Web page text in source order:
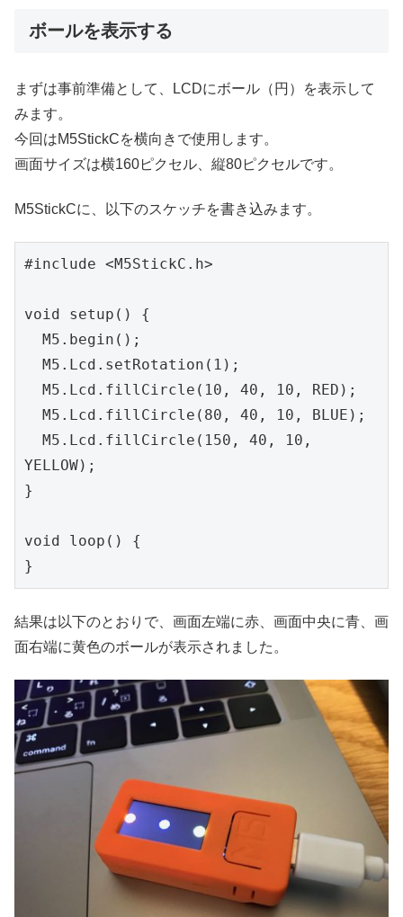
ボールを表示する
まずは事前準備として、LCDにボール（円）を表示して
みます。
今回はM5StickCを横向きで使用します。
画面サイズは横160ピクセル、縦80ピクセルです。
M5StickCに、以下のスケッチを書き込みます。
#include <M5StickC.h>
void setup() {
YELLOW);
}
void loop() {
}
結果は以下のとおりで、画面左端に赤、画面中央に青、画
面右端に黄色のボールが表示されました。